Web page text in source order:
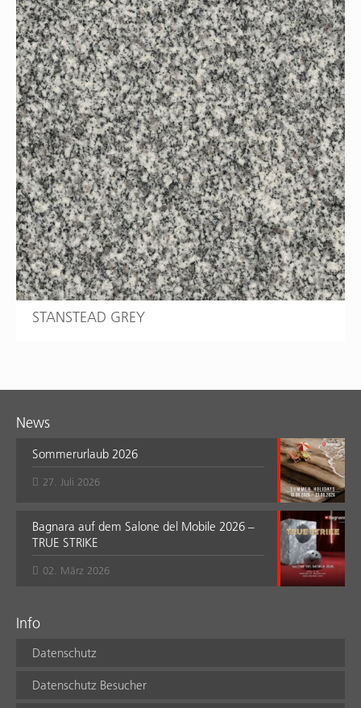
STANSTEAD GREY
News
Sommerurlaub 2026
27. Juli 2026
Bagnara auf dem Salone del Mobile 2026 –
TRUE STRIKE
02. März 2026
Info
Datenschutz
Datenschutz Besucher